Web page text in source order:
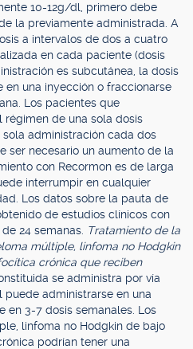
10-12g/dl, primero debe
la previamente administrada. A
a intervalos de dos a cuatro
en cada paciente (dosis
es subcutánea, la dosis
una inyección o fraccionarse
Los pacientes que
de una sola dosis
administración cada dos
ser necesario un aumento de la
con Recormon es de larga
interrumpir en cualquier
Los datos sobre la pauta de
de estudios clínicos con
24 semanas. Tratamiento de la
múltiple, linfoma no Hodgkin
crónica que reciben
se administra por vía
puede administrarse en una
en 3-7 dosis semanales. Los
linfoma no Hodgkin de bajo
podrían tener una